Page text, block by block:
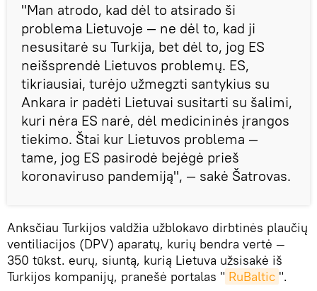
"Man atrodo, kad dėl to atsirado ši
problema Lietuvoje — ne dėl to, kad ji
nesusitarė su Turkija, bet dėl to, jog ES
neišsprendė Lietuvos problemų. ES,
tikriausiai, turėjo užmegzti santykius su
Ankara ir padėti Lietuvai susitarti su šalimi,
kuri nėra ES narė, dėl medicininės įrangos
tiekimo. Štai kur Lietuvos problema —
tame, jog ES pasirodė bejėgė prieš
koronaviruso pandemiją", — sakė Šatrovas.
Anksčiau Turkijos valdžia užblokavo dirbtinės plaučių
ventiliacijos (DPV) aparatų, kurių bendra vertė —
350 tūkst. eurų, siuntą, kurią Lietuva užsisakė iš
Turkijos kompanijų, pranešė portalas " RuBaltic ".